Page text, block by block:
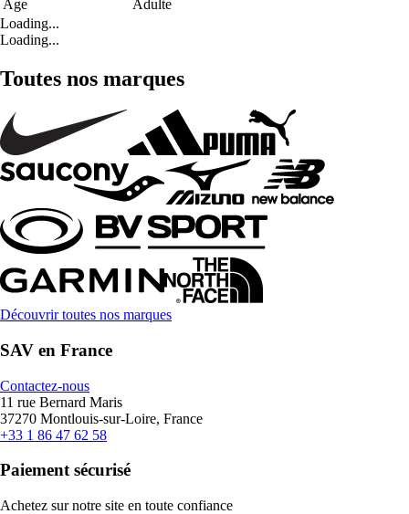
Age
Adulte
Loading...
Loading...
Toutes nos marques
Découvrir toutes nos marques
SAV en France
Contactez-nous
11 rue Bernard Maris
37270 Montlouis-sur-Loire, France
+33 1 86 47 62 58
Paiement sécurisé
Achetez sur notre site en toute confiance